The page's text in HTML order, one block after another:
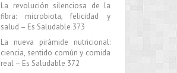
La revolución silenciosa de la
fibra: microbiota, felicidad y
salud – Es Saludable 373
La nueva pirámide nutricional:
ciencia, sentido común y comida
real – Es Saludable 372